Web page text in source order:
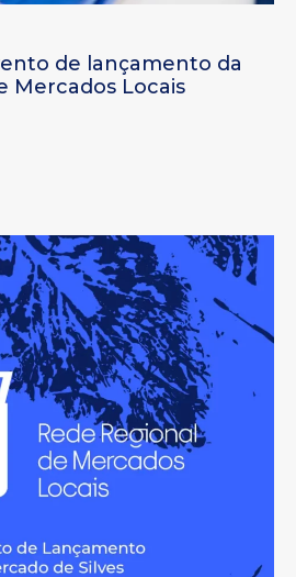
de lançamento da
Mercados Locais